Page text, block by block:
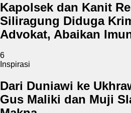
Kapolsek dan Kanit
Siliragung Diduga
Advokat, Abaikan
6
Inspirasi
Dari Duniawi ke
Gus Maliki dan Muji